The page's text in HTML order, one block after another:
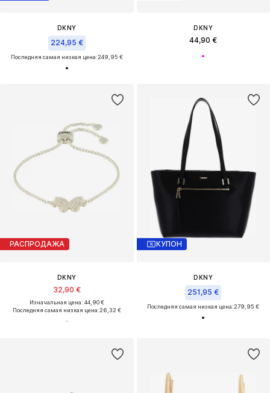
DKNY
224,95 €
Последняя самая низкая цена:249,95 €
DKNY
44,90 €
РАСПРОДАЖА
DKNY
32,90 €
Изначальная цена: 44,90 €
Последняя самая низкая цена:26,32 €
КУПОН
DKNY
251,95 €
Последняя самая низкая цена:279,95 €